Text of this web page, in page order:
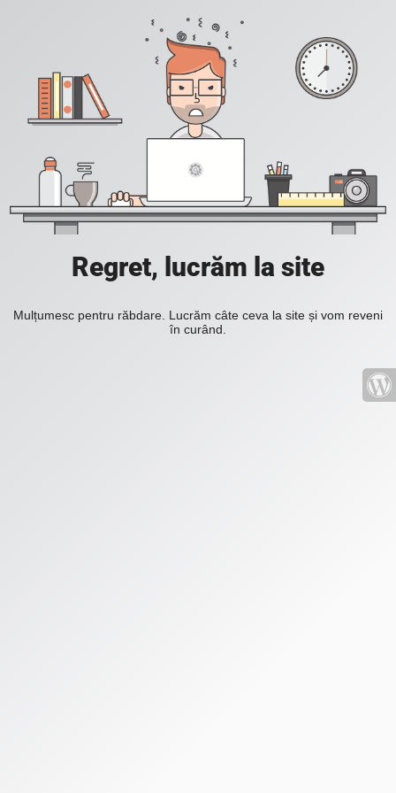
Regret, lucrăm la site
Mulțumesc pentru răbdare. Lucrăm câte ceva la site și vom reveni
în curând.